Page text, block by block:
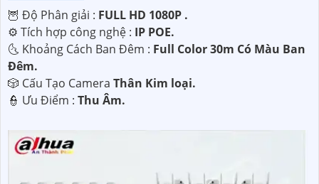
🦉 Độ Phân giải : FULL HD 1080P .
⚙ Tích hợp công nghệ : IP POE.
🌜 Khoảng Cách Ban Đêm : Full Color 30m Có Màu Ban
Ðêm.
🎲 Cấu Tạo Camera Thân Kim loại.
️👮 Ưu Điểm : Thu Âm.